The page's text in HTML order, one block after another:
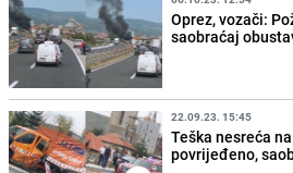
Oprez, vozači:
saobraćaj
22.09.23. 15:45
Teška nesreća
povrijeđeno,